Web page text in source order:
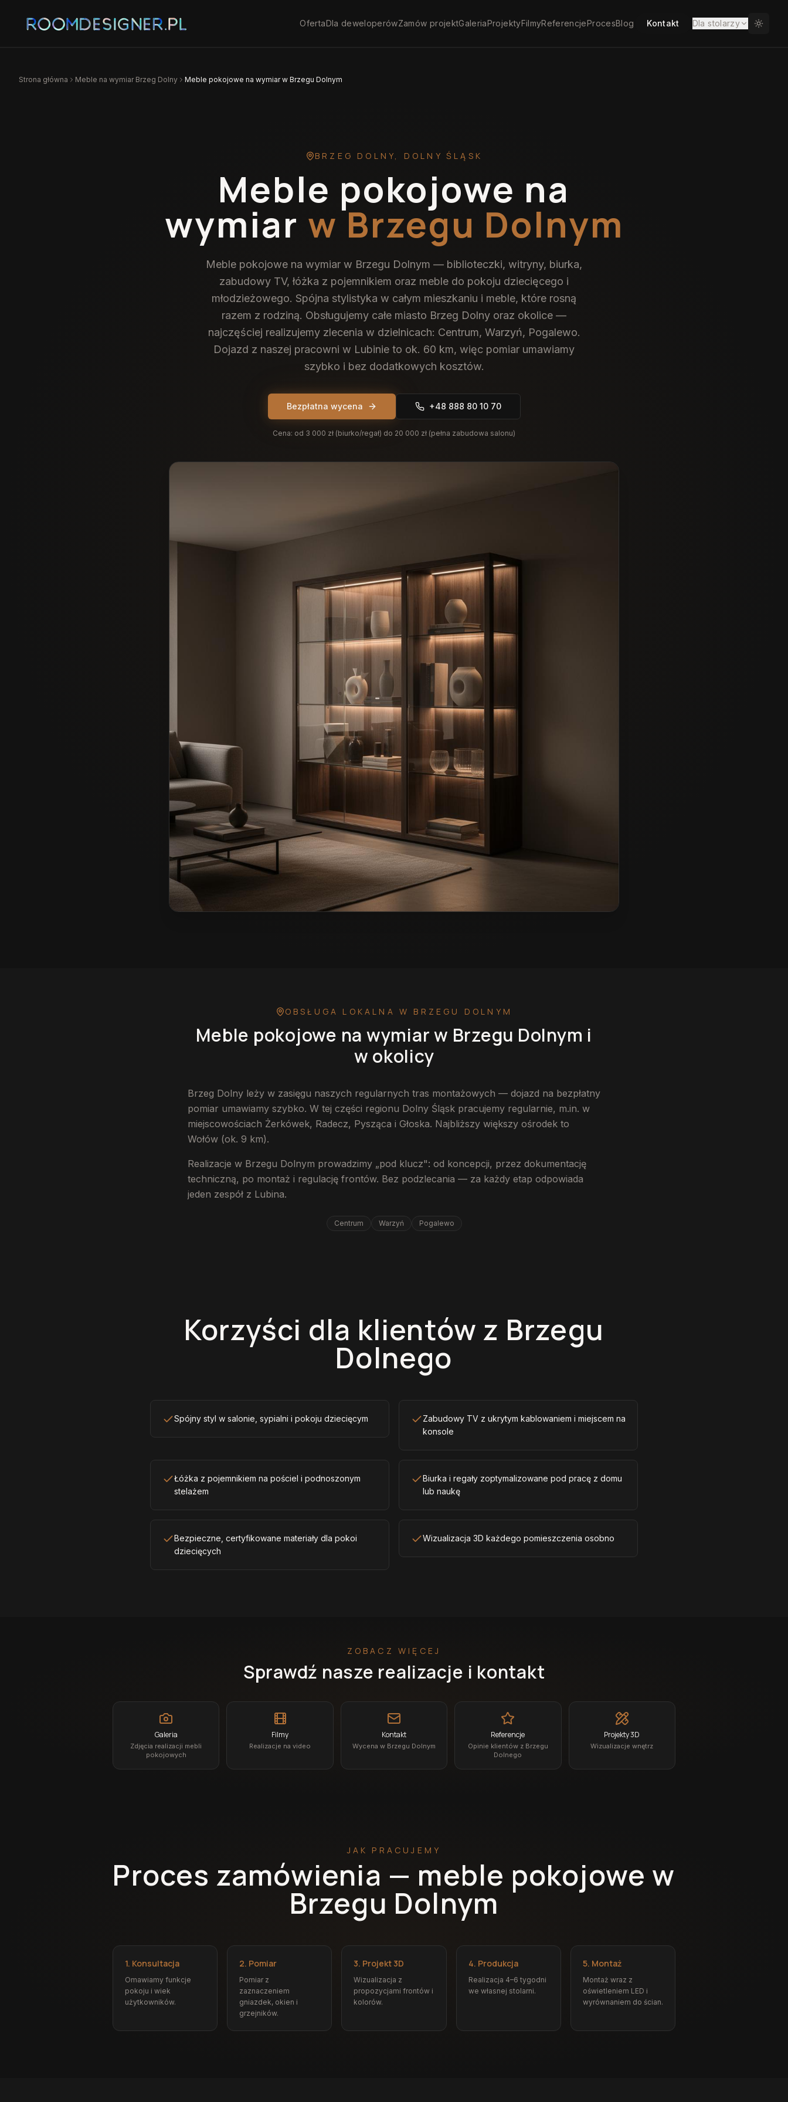
OfertaDla deweloperówZamów projektGaleriaProjektyFilmyReferencjeProcesBlog Kontakt Dla stolarzy
Strona główna Meble na wymiar Brzeg Dolny Meble pokojowe na wymiar w Brzegu Dolnym
BRZEG DOLNY, DOLNY ŚLĄSK
Meble pokojowe na
wymiar w Brzegu Dolnym
Meble pokojowe na wymiar w Brzegu Dolnym — biblioteczki, witryny, biurka,
zabudowy TV, łóżka z pojemnikiem oraz meble do pokoju dziecięcego i
młodzieżowego. Spójna stylistyka w całym mieszkaniu i meble, które rosną
razem z rodziną. Obsługujemy całe miasto Brzeg Dolny oraz okolice —
najczęściej realizujemy zlecenia w dzielnicach: Centrum, Warzyń, Pogalewo.
Dojazd z naszej pracowni w Lubinie to ok. 60 km, więc pomiar umawiamy
szybko i bez dodatkowych kosztów.
Bezpłatna wycena +48 888 80 10 70
Cena: od 3 000 zł (biurko/regał) do 20 000 zł (pełna zabudowa salonu)
OBSŁUGA LOKALNAW BRZEGU DOLNYM
Meble pokojowe na wymiarw Brzegu Dolnym i
w okolicy
Brzeg Dolny leży w zasięgu naszych regularnych tras montażowych — dojazd na bezpłatny
pomiar umawiamy szybko. W tej części regionu Dolny Śląsk pracujemy regularnie, m.in. w
miejscowościach Żerkówek, Radecz, Pysząca i Głoska. Najbliższy większy ośrodek to
Wołów (ok. 9 km).
Realizacje w Brzegu Dolnym prowadzimy „pod klucz": od koncepcji, przez dokumentację
techniczną, po montaż i regulację frontów. Bez podzlecania — za każdy etap odpowiada
jeden zespół z Lubina.
Centrum Warzyń Pogalewo
Korzyści dla klientów z Brzegu
Dolnego
Spójny styl w salonie, sypialni i pokoju dziecięcym
Zabudowy TV z ukrytym kablowaniem i miejscem na
konsole
Łóżka z pojemnikiem na pościel i podnoszonym
stelażem
Biurka i regały zoptymalizowane pod pracę z domu
lub naukę
Bezpieczne, certyfikowane materiały dla pokoi
dziecięcych
Wizualizacja 3D każdego pomieszczenia osobno
ZOBACZ WIĘCEJ
Sprawdź nasze realizacje i kontakt
Galeria
Zdjęcia realizacji mebli
pokojowych
Filmy
Realizacje na video
Kontakt
Wycena w Brzegu Dolnym
Referencje
Opinie klientów z Brzegu
Dolnego
Projekty 3D
Wizualizacje wnętrz
JAK PRACUJEMY
Proces zamówienia — meble pokojowe w
Brzegu Dolnym
1. Konsultacja
Omawiamy funkcje
pokoju i wiek
użytkowników.
2. Pomiar
Pomiar z
zaznaczeniem
gniazdek, okien i
grzejników.
3. Projekt 3D
Wizualizacja z
propozycjami frontów i
kolorów.
4. Produkcja
Realizacja 4–6 tygodni
we własnej stolarni.
5. Montaż
Montaż wraz z
oświetleniem LED i
wyrównaniem do ścian.